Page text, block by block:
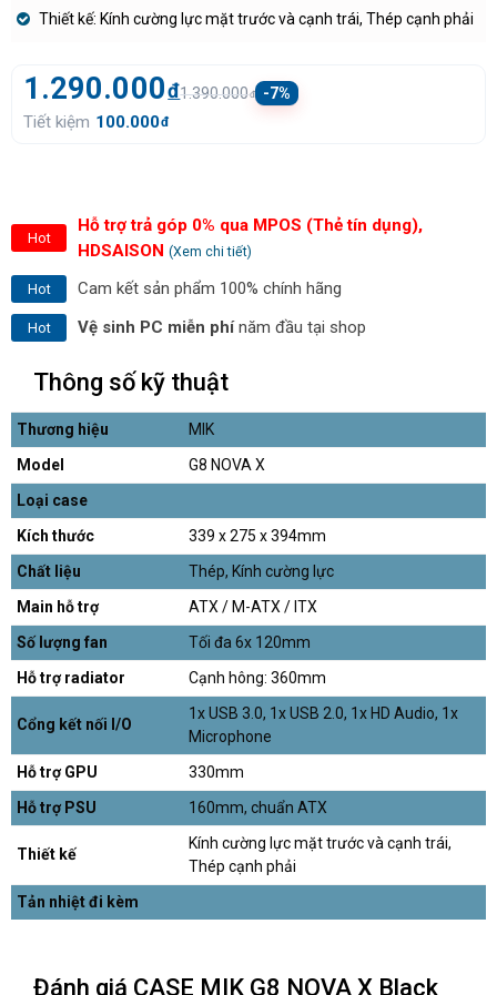
Thiết kế: Kính cường lực mặt trước và cạnh trái, Thép cạnh phải
1.290.000đ1.390.000đ -7%
Tiết kiệm 100.000đ
Hot
Hỗ trợ trả góp 0% qua MPOS (Thẻ tín dụng),
HDSAISON (Xem chi tiết)
Hot Cam kết sản phẩm 100% chính hãng
Hot Vệ sinh PC miễn phínăm đầu tại shop
Thông số kỹ thuật
Thương hiệu
MIK
Model
G8 NOVA X
Loại case
Kích thước
339 x 275 x 394mm
Chất liệu
Thép, Kính cường lực
Main hỗ trợ
ATX / M-ATX / ITX
Số lượng fan
Tối đa 6x 120mm
Hỗ trợ radiator
Cạnh hông: 360mm
Cổng kết nối I/O
1x USB 3.0, 1x USB 2.0, 1x HD Audio, 1x
Microphone
Hỗ trợ GPU
330mm
Hỗ trợ PSU
160mm, chuẩn ATX
Thiết kế
Kính cường lực mặt trước và cạnh trái,
Thép cạnh phải
Tản nhiệt đi kèm
Đánh giá CASE MIK G8 NOVA X Black